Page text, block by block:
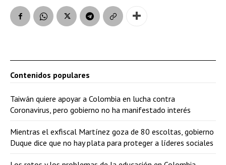
Contenidos populares
Taiwán quiere apoyar a Colombia en lucha contra
Coronavirus, pero gobierno no ha manifestado interés
Mientras el exfiscal Martínez goza de 80 escoltas, gobierno
Duque dice que no hay plata para proteger a líderes sociales